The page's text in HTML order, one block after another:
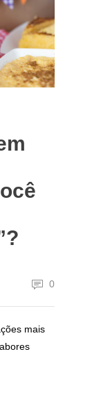
0
mais